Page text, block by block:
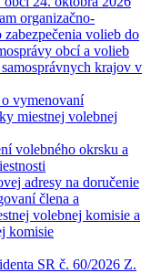
organizačno-
zabezpečenia volieb do
obcí a volieb
krajov v
vymenovaní
miestnej volebnej
volebného okrsku a
adresy na doručenie
člena a
volebnej komisie a
komisie
SR č. 60/2026 Z.